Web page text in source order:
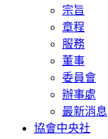
宗旨
章程
服務
董事
委員會
辦事處
最新消息
協會中央社